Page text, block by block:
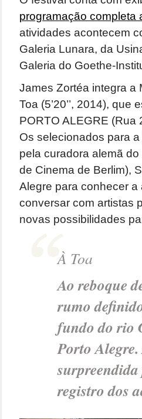
programação completa
atividades acontecem
Galeria Lunara, da
Galeria do Goethe-
James Zortéa integra a
Toa (5’20’’, 2014),
PORTO ALEGRE (Rua
Os selecionados para
pela curadora alemã
de Cinema de Berlim),
Alegre para conhecer
conversar com artistas
novas possibilidades
À Toa
Ao reboque
rumo
fundo do rio
Porto
surpreendida
registro dos